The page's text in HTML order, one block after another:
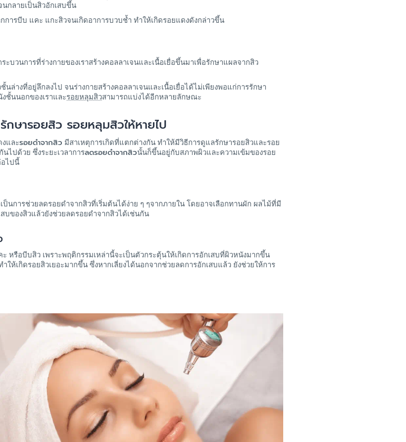
นกลายเป็นสิวอักเสบขึ้น
การบีบ แคะ แกะสิวจนเกิดอาการบวบช้ำ ทำให้เกิดรอยแดงดังกล่าวขึ้น
ะบวนการที่ร่างกายของเราสร้างคอลลาเจนและเนื้อเยื่อขึ้นมาเพื่อรักษาแผลจากสิว
ล่างที่อยู่ลึกลงไป จนร่างกายสร้างคอลลาเจนและเนื้อเยื่อได้ไม่เพียงพอแก่การรักษา
ชั้นนอกของเราและรอยหลุมสิวสามารถแบ่งได้อีกหลายลักษณะ
ษารอยสิว รอยหลุมสิวให้หายไป
และรอยดำจากสิว มีสาเหตุการเกิดที่แตกต่างกัน ทำให้มีวิธีการดูแลรักษารอยสิวและรอย
ไปด้วย ซึ่งระยะเวลาการลดรอยดำจากสิวนั้นก็ขึ้นอยู่กับสภาพผิวและความเข้มของรอย
ไปนี้
นการช่วยลดรอยดำจากสิวที่เริ่มต้นได้ง่าย ๆ ๆจากภายใน โดยอาจเลือกทานผัก ผลไม้ที่มี
บของสิวแล้วยังช่วยลดรอยดำจากสิวได้เช่นกัน
หรือบีบสิว เพราะพฤติกรรมเหล่านี้จะเป็นตัวกระตุ้นให้เกิดการอักเสบที่ผิวหนังมากขึ้น
ให้เกิดรอยสิวเยอะมากขึ้น ซึ่งหากเลี่ยงได้นอกจากช่วยลดการอักเสบแล้ว ยังช่วยให้การ